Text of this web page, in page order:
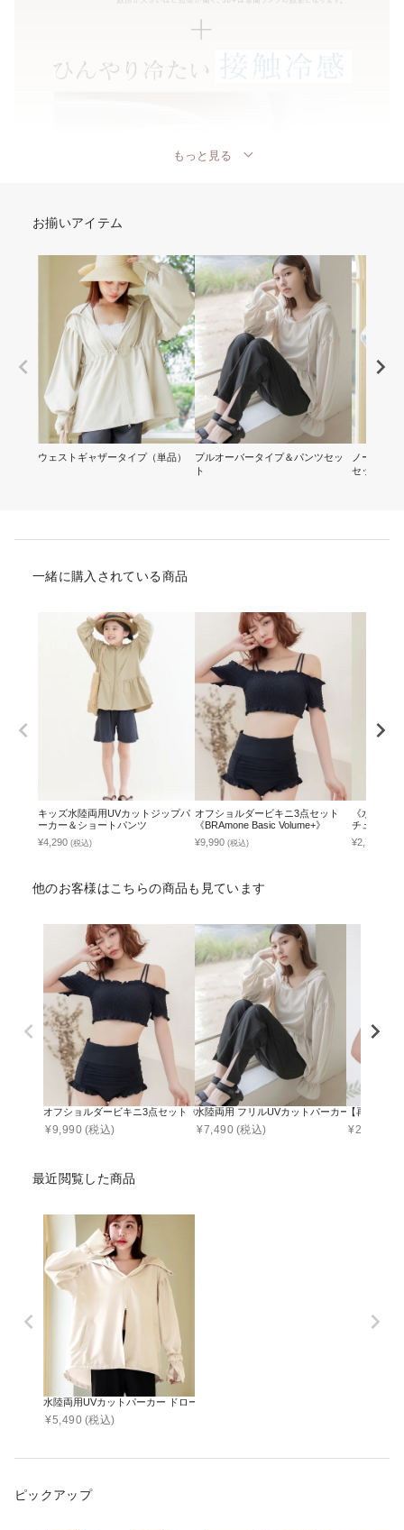
もっと見る
お揃いアイテム
ウェストギャザータイプ（単品）
プルオーバータイプ＆パンツセッ
ト
ノーカラ
セット
一緒に購入されている商品
キッズ水陸両用UVカットジップパ
ーカー＆ショートパンツ
¥4,290 (税込)
オフショルダービキニ3点セット
《BRAmone Basic Volume+》
¥9,990 (税込)
《水陸両
チュ盛りブ
トパンツ
¥2,790
他のお客様はこちらの商品も見ています
オフショルダービキニ3点セット《BRAmone Basic Volume+》
¥9,990 (税込)
水陸両用 フリルUVカットパーカー&スリット
¥7,490 (税込)
【再入荷】
¥2,290
最近閲覧した商品
水陸両用UVカットパーカー ドローコードタイプ
¥5,490 (税込)
ピックアップ